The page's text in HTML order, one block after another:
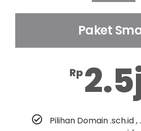
Paket
Rp
Pilihan Domain .sch.id ,